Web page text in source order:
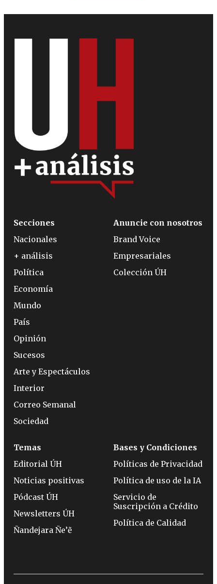
Secciones
Nacionales
+ análisis
Política
Economía
Mundo
País
Opinión
Sucesos
Arte y Espectáculos
Interior
Correo Semanal
Sociedad
Anuncie con nosotros
Brand Voice
Empresariales
Colección ÚH
Temas
Editorial ÚH
Noticias positivas
Pódcast ÚH
Newsletters ÚH
Ñandejara Ñe’ẽ
Bases y Condiciones
Políticas de Privacidad
Política de uso de la IA
Servicio de
Suscripción a Crédito
Política de Calidad